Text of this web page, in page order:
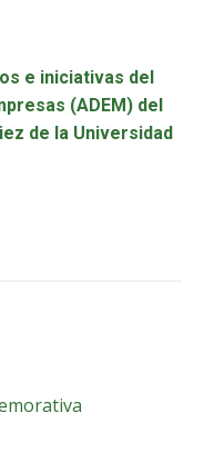
e iniciativas del
(ADEM) del
de la Universidad